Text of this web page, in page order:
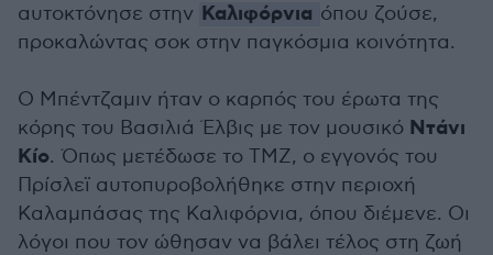
αυτοκτόνησε στην Καλιφόρνια όπου ζούσε,
προκαλώντας σοκ στην παγκόσμια κοινότητα.
Ο Μπέντζαμιν ήταν ο καρπός του έρωτα της
κόρης του Βασιλιά Έλβις με τον μουσικό Ντάνι
Κίο. Όπως μετέδωσε το ΤΜΖ, ο εγγονός του
Πρίσλεϊ αυτοπυροβολήθηκε στην περιοχή
Καλαμπάσας της Καλιφόρνια, όπου διέμενε. Οι
λόγοι που τον ώθησαν να βάλει τέλος στη ζωή